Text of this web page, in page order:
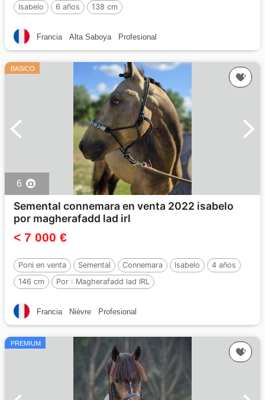
Isabelo
6 años 138 cm
Francia Alta Saboya Profesional
BASICO
6
Semental connemara en venta 2022 isabelo
por magherafadd lad irl
< 7 000 €
Poni en venta Semental Connemara Isabelo
4 años
146 cm
Por : Magherafadd lad IRL
Francia Nièvre Profesional
PREMIUM